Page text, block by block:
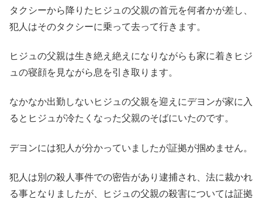
タクシーから降りたヒジュの父親の首元を何者かが差し、
犯人はそのタクシーに乗って去って行きます。
ヒジュの父親は生き絶え絶えになりながらも家に着きヒジ
ュの寝顔を見ながら息を引き取ります。
なかなか出勤しないヒジュの父親を迎えにデヨンが家に入
るとヒジュが冷たくなった父親のそばにいたのです。
デヨンには犯人が分かっていましたが証拠が掴めません。
犯人は別の殺人事件での密告があり逮捕され、法に裁かれ
る事となりましたが、ヒジュの父親の殺害については証拠